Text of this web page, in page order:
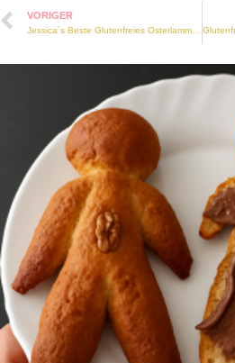
VORIGER